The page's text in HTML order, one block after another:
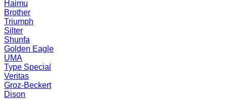
Haimu
Brother
Triumph
Silter
Shunfa
Golden Eagle
UMA
Type Special
Veritas
Groz-Beckert
Dison